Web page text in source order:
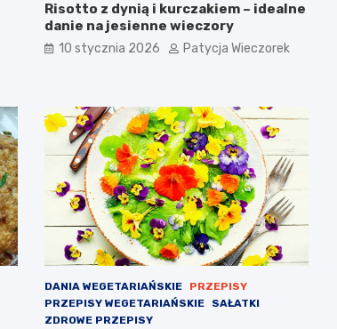
Risotto z dynią i kurczakiem – idealne
danie na jesienne wieczory
10 stycznia 2026 Patycja Wieczorek
DANIA WEGETARIAŃSKIE
PRZEPISY
PRZEPISY WEGETARIAŃSKIE
SAŁATKI
ZDROWE PRZEPISY